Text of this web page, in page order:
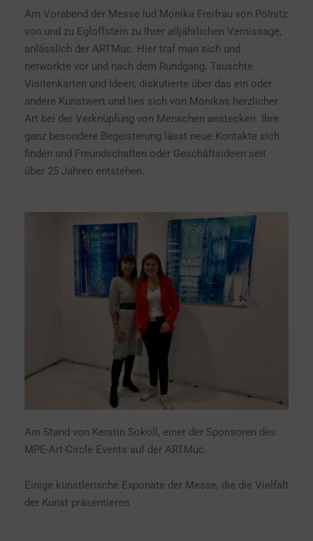
Am Vorabend der Messe lud Monika Freifrau von Pölnitz
von und zu Egloffstein zu Ihrer alljährlichen Vernissage,
anlässlich der ARTMuc. Hier traf man sich und
networkte vor und nach dem Rundgang. Tauschte
Visitenkarten und Ideen, diskutierte über das ein oder
andere Kunstwert und lies sich von Monikas herzlicher
Art bei der Verknüpfung von Menschen anstecken. Ihre
ganz besondere Begeisterung lässt neue Kontakte sich
finden und Freundschaften oder Geschäftsideen seit
über 25 Jahren entstehen.
Am Stand von Kerstin Sokoll, einer der Sponsoren des
MPE-Art-Circle Events auf der ARTMuc.
Einige künstlerische Exponate der Messe, die die Vielfalt
der Kunst präsentieren